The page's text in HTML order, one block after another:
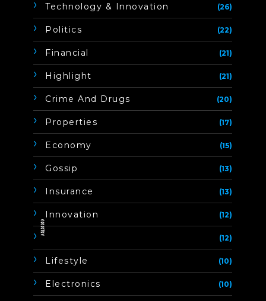
Technology & Innovation (26)
Politics (22)
Financial (21)
Highlight (21)
Crime And Drugs (20)
Properties (17)
Economy (15)
Gossip (13)
Insurance (13)
Innovation (12)
(12)
Lifestyle (10)
Electronics (10)